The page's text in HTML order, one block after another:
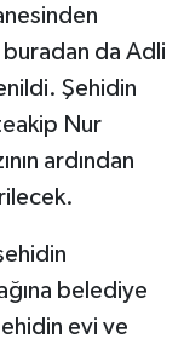
da Adli
Şehidin
Nur
ardından
belediye
evi ve